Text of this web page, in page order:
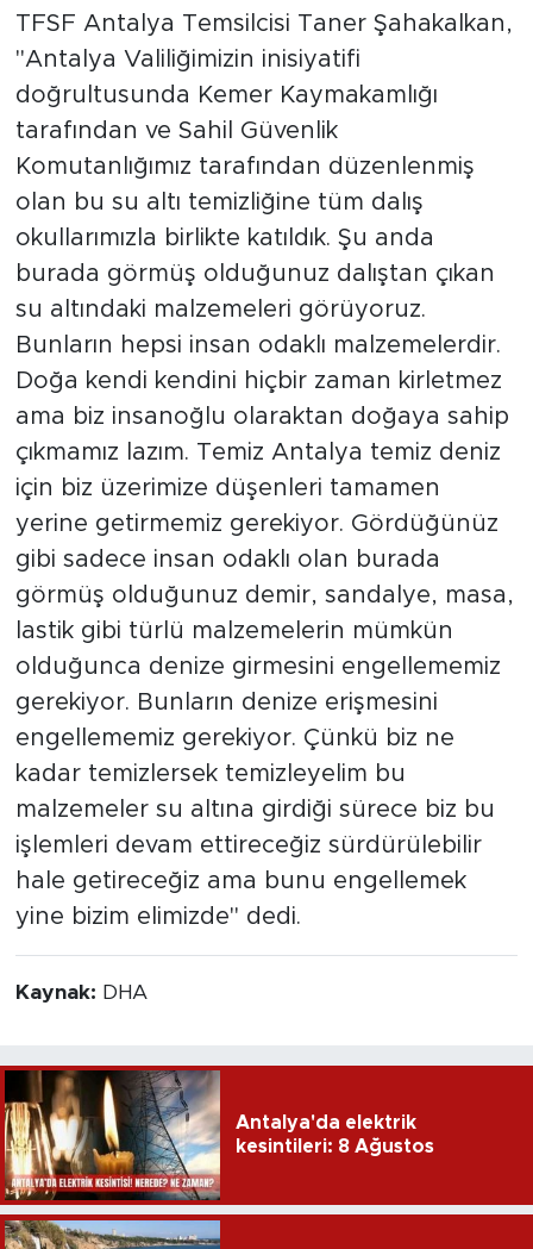
TFSF Antalya Temsilcisi Taner Şahakalkan,
"Antalya Valiliğimizin inisiyatifi
doğrultusunda Kemer Kaymakamlığı
tarafından ve Sahil Güvenlik
Komutanlığımız tarafından düzenlenmiş
olan bu su altı temizliğine tüm dalış
okullarımızla birlikte katıldık. Şu anda
burada görmüş olduğunuz dalıştan çıkan
su altındaki malzemeleri görüyoruz.
Bunların hepsi insan odaklı malzemelerdir.
Doğa kendi kendini hiçbir zaman kirletmez
ama biz insanoğlu olaraktan doğaya sahip
çıkmamız lazım. Temiz Antalya temiz deniz
için biz üzerimize düşenleri tamamen
yerine getirmemiz gerekiyor. Gördüğünüz
gibi sadece insan odaklı olan burada
görmüş olduğunuz demir, sandalye, masa,
lastik gibi türlü malzemelerin mümkün
olduğunca denize girmesini engellememiz
gerekiyor. Bunların denize erişmesini
engellememiz gerekiyor. Çünkü biz ne
kadar temizlersek temizleyelim bu
malzemeler su altına girdiği sürece biz bu
işlemleri devam ettireceğiz sürdürülebilir
hale getireceğiz ama bunu engellemek
yine bizim elimizde" dedi.
Kaynak: DHA
Antalya'da elektrik
kesintileri: 8 Ağustos